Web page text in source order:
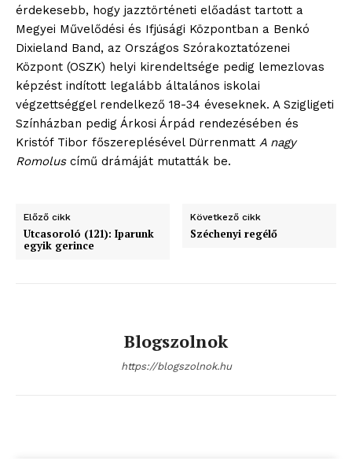
érdekesebb, hogy jazztörténeti előadást tartott a
Megyei Művelődési és Ifjúsági Központban a Benkó
Dixieland Band, az Országos Szórakoztatózenei
Központ (OSZK) helyi kirendeltsége pedig lemezlovas
képzést indított legalább általános iskolai
végzettséggel rendelkező 18-34 éveseknek. A Szigligeti
Színházban pedig Árkosi Árpád rendezésében és
Kristóf Tibor főszereplésével Dürrenmatt A nagy
Romoluscímű drámáját mutatták be.
Előző cikk
Utcasoroló (121): Iparunk
egyik gerince
Következő cikk
Széchenyi regélő
Blogszolnok
https://blogszolnok.hu